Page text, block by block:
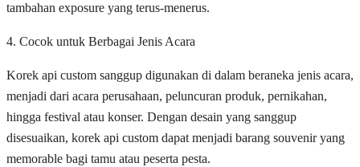
tambahan exposure yang terus-menerus.
4. Cocok untuk Berbagai Jenis Acara
Korek api custom sanggup digunakan di dalam beraneka jenis acara,
menjadi dari acara perusahaan, peluncuran produk, pernikahan,
hingga festival atau konser. Dengan desain yang sanggup
disesuaikan, korek api custom dapat menjadi barang souvenir yang
memorable bagi tamu atau peserta pesta.